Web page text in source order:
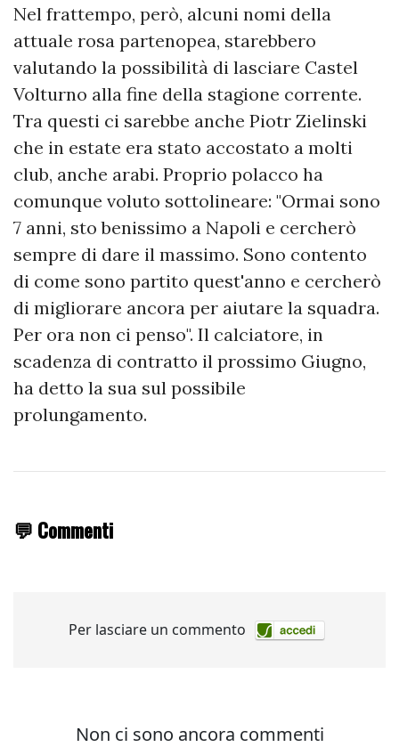
Nel frattempo, però, alcuni nomi della
attuale rosa partenopea, starebbero
valutando la possibilità di lasciare Castel
Volturno alla fine della stagione corrente.
Tra questi ci sarebbe anche Piotr Zielinski
che in estate era stato accostato a molti
club, anche arabi. Proprio polacco ha
comunque voluto sottolineare: "Ormai sono
7 anni, sto benissimo a Napoli e cercherò
sempre di dare il massimo. Sono contento
di come sono partito quest'anno e cercherò
di migliorare ancora per aiutare la squadra.
Per ora non ci penso". Il calciatore, in
scadenza di contratto il prossimo Giugno,
ha detto la sua sul possibile
prolungamento.
💬 Commenti